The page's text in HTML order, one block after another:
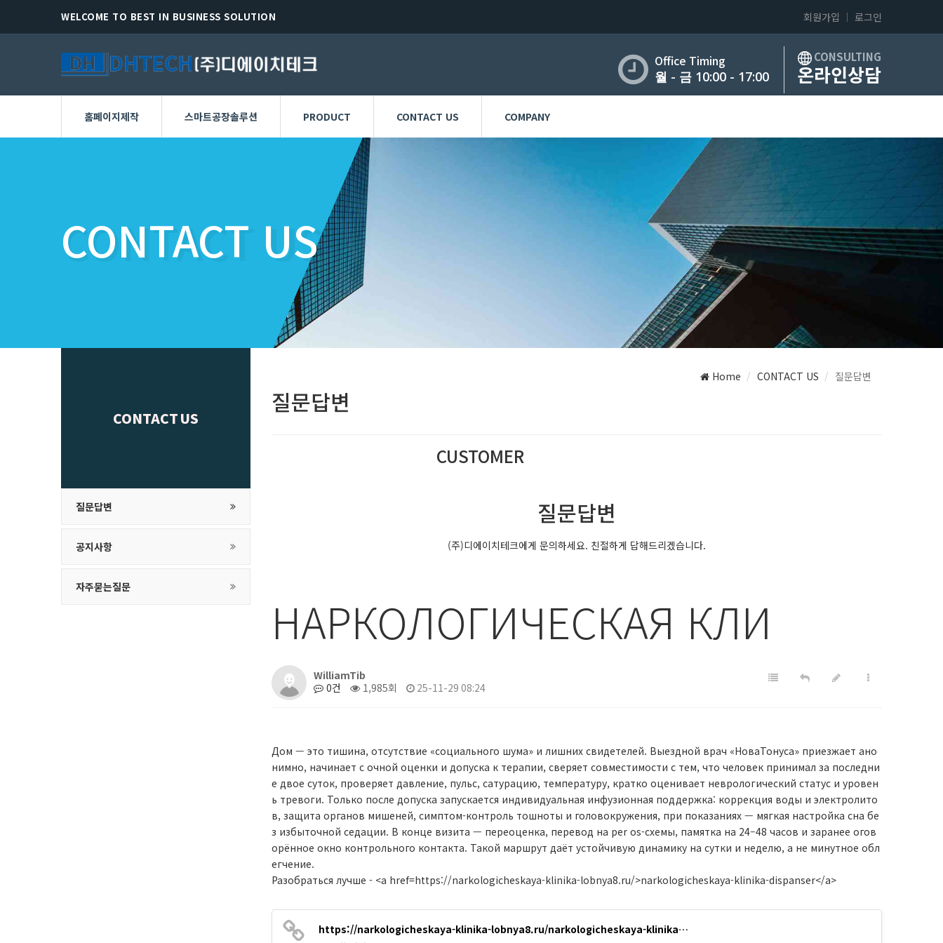
WELCOME TO BEST IN BUSINESS SOLUTION 회원가입 로그인
Office Timing
월 - 금 10:00 - 17:00
CONSULTING
온라인상담
홈페이지제작 스마트공장솔루션 PRODUCT CONTACT US COMPANY
CONTACT US
CONTACT US
질문답변
공지사항
자주묻는질문
Home CONTACT US 질문답변
질문답변
CUSTOMER
질문답변
(주)디에이치테크에게 문의하세요. 친절하게 답해드리겠습니다.
НАРКОЛОГИЧЕСКАЯ КЛИ
WilliamTib
0건
1,985회 25-11-29 08:24
Дом — это тишина, отсутствие «социального шума» и лишних свидетелей. Выездной врач «НоваТонуса» приезжает ано
нимно, начинает с очной оценки и допуска к терапии, сверяет совместимости с тем, что человек принимал за последни
е двое суток, проверяет давление, пульс, сатурацию, температуру, кратко оценивает неврологический статус и уровен
ь тревоги. Только после допуска запускается индивидуальная инфузионная поддержка: коррекция воды и электролито
в, защита органов мишеней, симптом-контроль тошноты и головокружения, при показаниях — мягкая настройка сна бе
з избыточной седации. В конце визита — переоценка, перевод на per os-схемы, памятка на 24–48 часов и заранее огов
орённое окно контрольного контакта. Такой маршрут даёт устойчивую динамику на сутки и неделю, а не минутное обл
егчение.
Разобраться лучше - <a href=https://narkologicheskaya-klinika-lobnya8.ru/>narkologicheskaya-klinika-dispanser</a>
https://narkologicheskaya-klinika-lobnya8.ru/narkologicheskaya-klinika…